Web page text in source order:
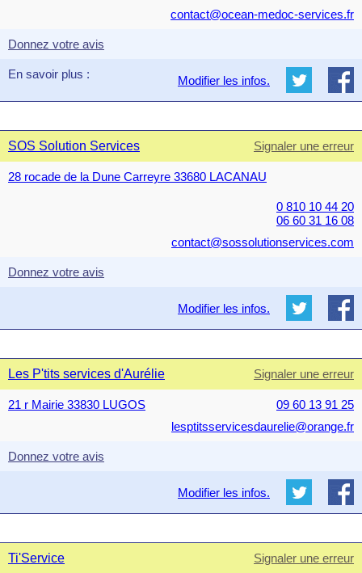
contact@ocean-medoc-services.fr
Donnez votre avis
En savoir plus : Modifier les infos.
SOS Solution Services Signaler une erreur
28 rocade de la Dune Carreyre 33680 LACANAU
0 810 10 44 20
06 60 31 16 08
contact@sossolutionservices.com
Donnez votre avis
Modifier les infos.
Les P'tits services d'Aurélie Signaler une erreur
21 r Mairie 33830 LUGOS
09 60 13 91 25
lesptitsservicesdaurelie@orange.fr
Donnez votre avis
Modifier les infos.
Ti'Service Signaler une erreur